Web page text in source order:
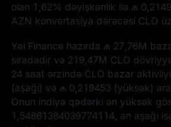
olan 1,62% dəyişkənlik ilə ₼
AZN konvertasiya dərəcəsi CLO
Yei Finance hazırda ₼ 27,76M
sıradadır və 219,47M CLO
24 saat ərzində CLO bazar
(aşağı) və ₼ 0,219453 (yüksək)
Onun indiyə qədərki ən yüksək
1,54861384039774114 , ən aşağı